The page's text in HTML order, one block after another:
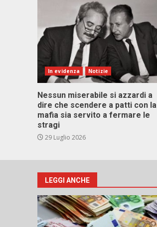
In evidenza Notizie
Nessun miserabile si azzardi a
dire che scendere a patti con la
mafia sia servito a fermare le
stragi
29 Luglio 2026
LEGGI ANCHE